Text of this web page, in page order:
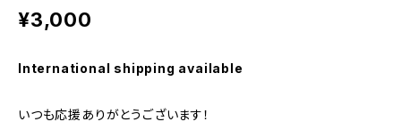
¥3,000
International shipping available
いつも応援ありがとうございます！